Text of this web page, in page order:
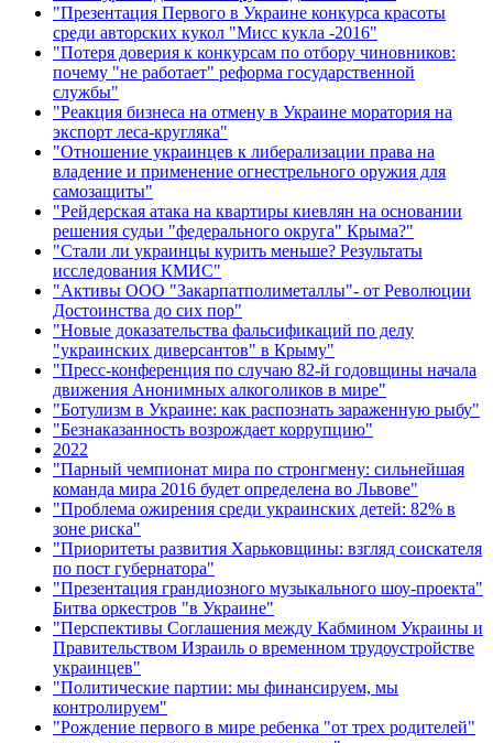
"Презентация Первого в Украине конкурса красоты
среди авторских кукол "Мисс кукла -2016"
"Потеря доверия к конкурсам по отбору чиновников:
почему "не работает" реформа государственной
службы"
"Реакция бизнеса на отмену в Украине моратория на
экспорт леса-кругляка"
"Отношение украинцев к либерализации права на
владение и применение огнестрельного оружия для
самозащиты"
"Рейдерская атака на квартиры киевлян на основании
решения судьи "федерального округа" Крыма?"
"Стали ли украинцы курить меньше? Результаты
исследования КМИС"
"Активы ООО "Закарпатполиметаллы"- от Революции
Достоинства до сих пор"
"Новые доказательства фальсификаций по делу
"украинских диверсантов" в Крыму"
"Пресс-конференция по случаю 82-й годовщины начала
движения Анонимных алкоголиков в мире"
"Ботулизм в Украине: как распознать зараженную рыбу"
"Безнаказанность возрождает коррупцию"
2022
"Парный чемпионат мира по стронгмену: сильнейшая
команда мира 2016 будет определена во Львове"
"Проблема ожирения среди украинских детей: 82% в
зоне риска"
"Приоритеты развития Харьковщины: взгляд соискателя
по пост губернатора"
"Презентация грандиозного музыкального шоу-проекта"
Битва оркестров "в Украине"
"Перспективы Соглашения между Кабмином Украины и
Правительством Израиль о временном трудоустройстве
украинцев"
"Политические партии: мы финансируем, мы
контролируем"
"Рождение первого в мире ребенка "от трех родителей"